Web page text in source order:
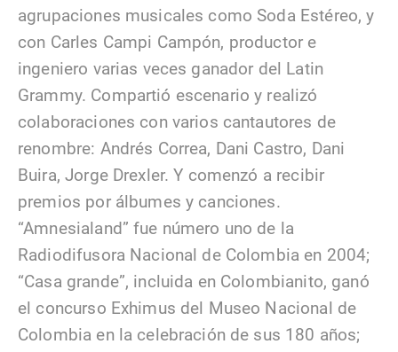
agrupaciones musicales como Soda Estéreo, y
con Carles Campi Campón, productor e
ingeniero varias veces ganador del Latin
Grammy. Compartió escenario y realizó
colaboraciones con varios cantautores de
renombre: Andrés Correa, Dani Castro, Dani
Buira, Jorge Drexler. Y comenzó a recibir
premios por álbumes y canciones.
“Amnesialand” fue número uno de la
Radiodifusora Nacional de Colombia en 2004;
“Casa grande”, incluida en Colombianito, ganó
el concurso Exhimus del Museo Nacional de
Colombia en la celebración de sus 180 años;